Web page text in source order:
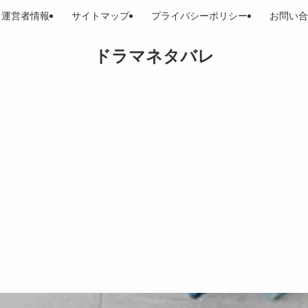
ドラマネタバレ
運営者情報 サイトマップ プライバシーポリシー お問い